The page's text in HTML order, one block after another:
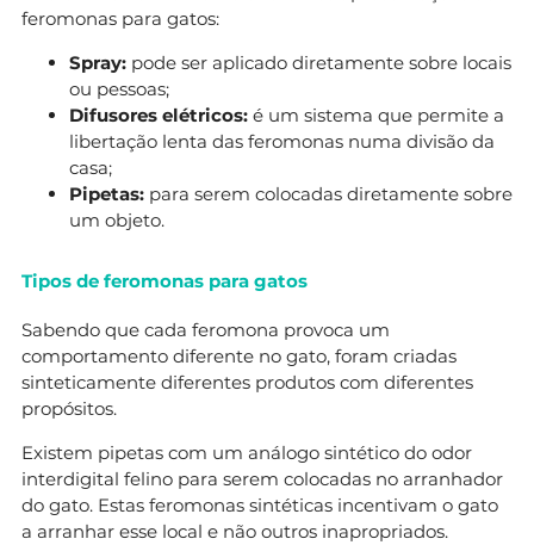
feromonas para gatos:
Spray: pode ser aplicado diretamente sobre locais
ou pessoas;
Difusores elétricos: é um sistema que permite a
libertação lenta das feromonas numa divisão da
casa;
Pipetas: para serem colocadas diretamente sobre
um objeto.
Tipos de feromonas para gatos
Sabendo que cada feromona provoca um
comportamento diferente no gato, foram criadas
sinteticamente diferentes produtos com diferentes
propósitos.
Existem pipetas com um análogo sintético do odor
interdigital felino para serem colocadas no arranhador
do gato. Estas feromonas sintéticas incentivam o gato
a arranhar esse local e não outros inapropriados.